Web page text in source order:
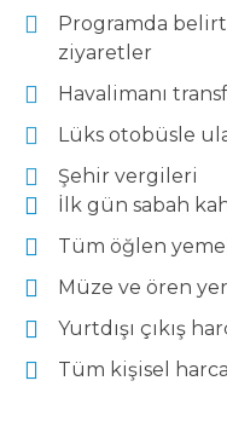
Programda
ziyaretler
Havalimanı
Lüks otobüsle
Şehir vergileri
İlk gün sabah
Tüm öğlen
Müze ve ören
Yurtdışı çıkış
Tüm kişisel